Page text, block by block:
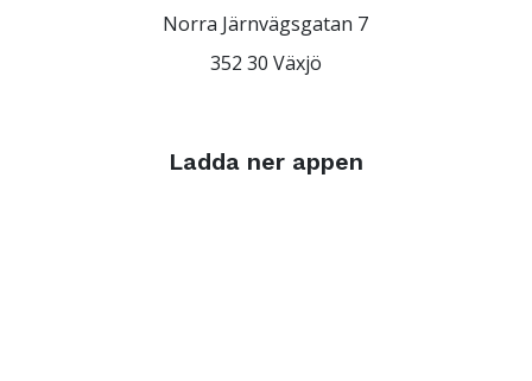
Norra Järnvägsgatan 7
352 30 Växjö
Ladda ner appen